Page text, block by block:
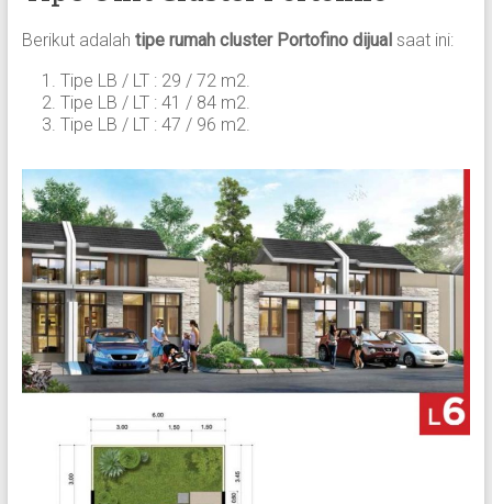
Berikut adalah tipe rumah cluster Portofino dijualsaat ini:
Tipe LB / LT : 29 / 72 m2.
Tipe LB / LT : 41 / 84 m2.
Tipe LB / LT : 47 / 96 m2.